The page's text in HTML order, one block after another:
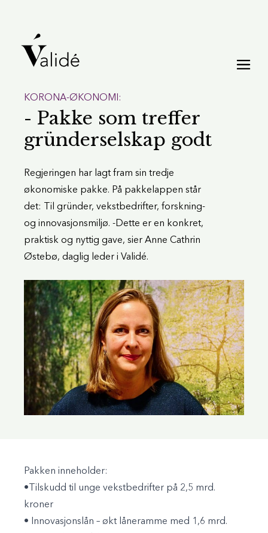
KORONA-ØKONOMI:
- Pakke som treffer
gründerselskap godt
Regjeringen har lagt fram sin tredje
økonomiske pakke. På pakkelappen står
det: Til gründer, vekstbedrifter, forskning-
og innovasjonsmiljø. -Dette er en konkret,
praktisk og nyttig gave, sier Anne Cathrin
Østebø, daglig leder i Validé.
Pakken inneholder:
•Tilskudd til unge vekstbedrifter på 2,5 mrd.
kroner
• Innovasjonslån – økt låneramme med 1,6 mrd.